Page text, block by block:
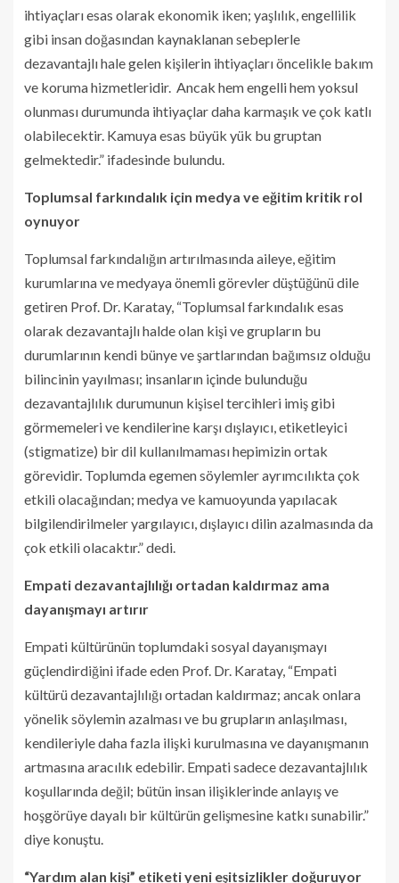
ihtiyaçları esas olarak ekonomik iken; yaşlılık, engellilik
gibi insan doğasından kaynaklanan sebeplerle
dezavantajlı hale gelen kişilerin ihtiyaçları öncelikle bakım
ve koruma hizmetleridir. Ancak hem engelli hem yoksul
olunması durumunda ihtiyaçlar daha karmaşık ve çok katlı
olabilecektir. Kamuya esas büyük yük bu gruptan
gelmektedir.” ifadesinde bulundu.
Toplumsal farkındalık için medya ve eğitim kritik rol
oynuyor
Toplumsal farkındalığın artırılmasında aileye, eğitim
kurumlarına ve medyaya önemli görevler düştüğünü dile
getiren Prof. Dr. Karatay, “Toplumsal farkındalık esas
olarak dezavantajlı halde olan kişi ve grupların bu
durumlarının kendi bünye ve şartlarından bağımsız olduğu
bilincinin yayılması; insanların içinde bulunduğu
dezavantajlılık durumunun kişisel tercihleri imiş gibi
görmemeleri ve kendilerine karşı dışlayıcı, etiketleyici
(stigmatize) bir dil kullanılmaması hepimizin ortak
görevidir. Toplumda egemen söylemler ayrımcılıkta çok
etkili olacağından; medya ve kamuoyunda yapılacak
bilgilendirilmeler yargılayıcı, dışlayıcı dilin azalmasında da
çok etkili olacaktır.” dedi.
Empati dezavantajlılığı ortadan kaldırmaz ama
dayanışmayı artırır
Empati kültürünün toplumdaki sosyal dayanışmayı
güçlendirdiğini ifade eden Prof. Dr. Karatay, “Empati
kültürü dezavantajlılığı ortadan kaldırmaz; ancak onlara
yönelik söylemin azalması ve bu grupların anlaşılması,
kendileriyle daha fazla ilişki kurulmasına ve dayanışmanın
artmasına aracılık edebilir. Empati sadece dezavantajlılık
koşullarında değil; bütün insan ilişiklerinde anlayış ve
hoşgörüye dayalı bir kültürün gelişmesine katkı sunabilir.”
diye konuştu.
“Yardım alan kişi” etiketi yeni eşitsizlikler doğuruyor